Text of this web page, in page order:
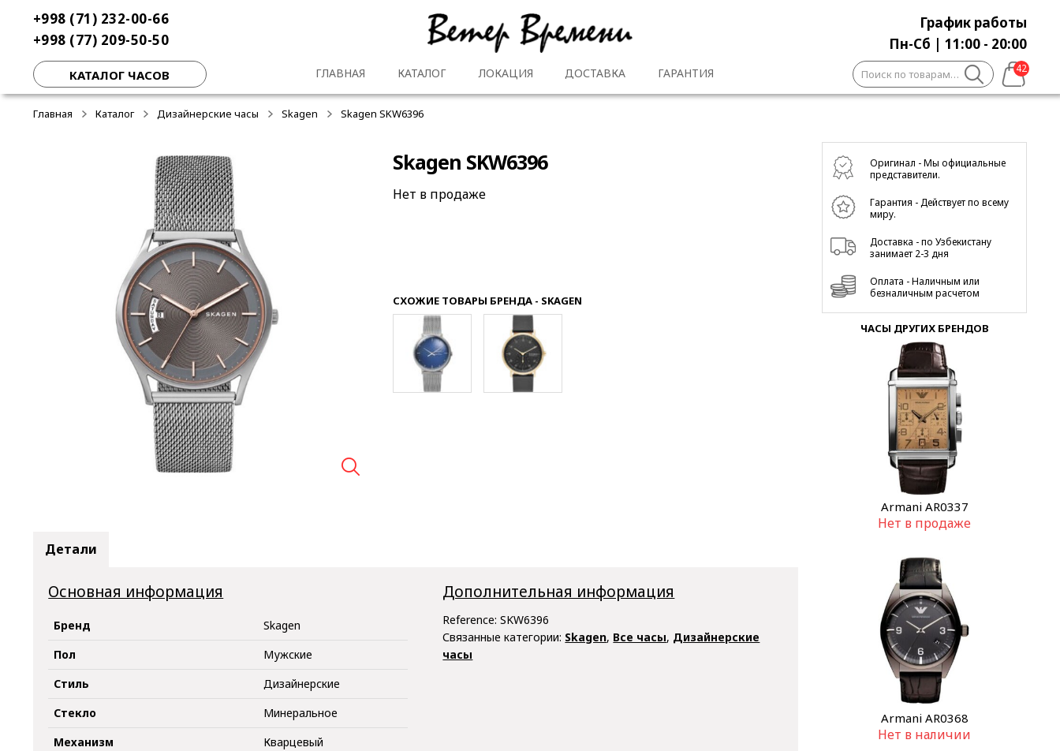
навигации
содержимому
+998 (71) 232-00-66
+998 (77) 209-50-50
График работы
Пн-Сб | 11:00 - 20:00
КАТАЛОГ ЧАСОВ ГЛАВНАЯ КАТАЛОГ ЛОКАЦИЯ ДОСТАВКА ГАРАНТИЯ
42
1
Искать:
Главная Каталог Дизайнерские часы Skagen Skagen SKW6396
Skagen SKW6396
Нет в продаже
СХОЖИЕ ТОВАРЫ БРЕНДА - SKAGEN
Детали
Основная информация
Бренд
Skagen
Пол
Мужские
Стиль
Дизайнерские
Стекло
Минеральное
Механизм
Кварцевый
Дополнительная информация
Reference:SKW6396
Связанные категории: Skagen, Все часы, Дизайнерские
часы
Оригинал - Мы официальные
представители.
Гарантия - Действует по всему
миру.
Доставка - по Узбекистану
занимает 2-3 дня
Оплата - Наличным или
безналичным расчетом
ЧАСЫ ДРУГИХ БРЕНДОВ
Armani AR0337
Нет в продаже
Armani AR0368
Нет в наличии
-50%